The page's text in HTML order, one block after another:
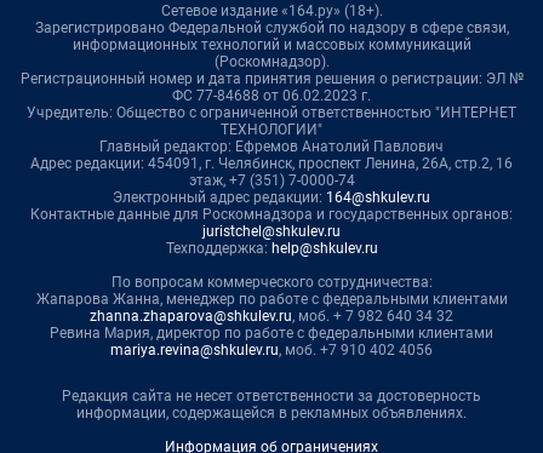
Сетевое издание «164.ру» (18+).
Зарегистрировано Федеральной службой по надзору в сфере связи,
информационных технологий и массовых коммуникаций
(Роскомнадзор).
Регистрационный номер и дата принятия решения о регистрации: ЭЛ №
ФС 77-84688 от 06.02.2023 г.
Учредитель: Общество с ограниченной ответственностью "ИНТЕРНЕТ
ТЕХНОЛОГИИ"
Главный редактор: Ефремов Анатолий Павлович
Адрес редакции: 454091, г. Челябинск, проспект Ленина, 26А, стр.2, 16
этаж, +7 (351) 7-0000-74
Электронный адрес редакции: 164@shkulev.ru
Контактные данные для Роскомнадзора и государственных органов:
juristchel@shkulev.ru
Техподдержка: help@shkulev.ru
По вопросам коммерческого сотрудничества:
Жапарова Жанна, менеджер по работе с федеральными клиентами
zhanna.zhaparova@shkulev.ru, моб. + 7 982 640 34 32
Ревина Мария, директор по работе с федеральными клиентами
mariya.revina@shkulev.ru, моб. +7 910 402 4056
Редакция сайта не несет ответственности за достоверность
информации, содержащейся в рекламных объявлениях.
Информация об ограничениях